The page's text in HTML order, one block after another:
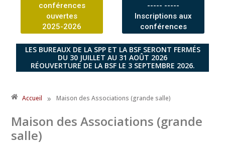
conférences
ouvertes
2025-2026
----- -----
Inscriptions aux
conférences
LES BUREAUX DE LA SPP ET LA BSF SERONT FERMÉS
DU 30 JUILLET AU 31 AOÛT 2026
RÉOUVERTURE DE LA BSF LE 3 SEPTEMBRE 2026.
Accueil » Maison des Associations (grande salle)
Maison des Associations (grande
salle)